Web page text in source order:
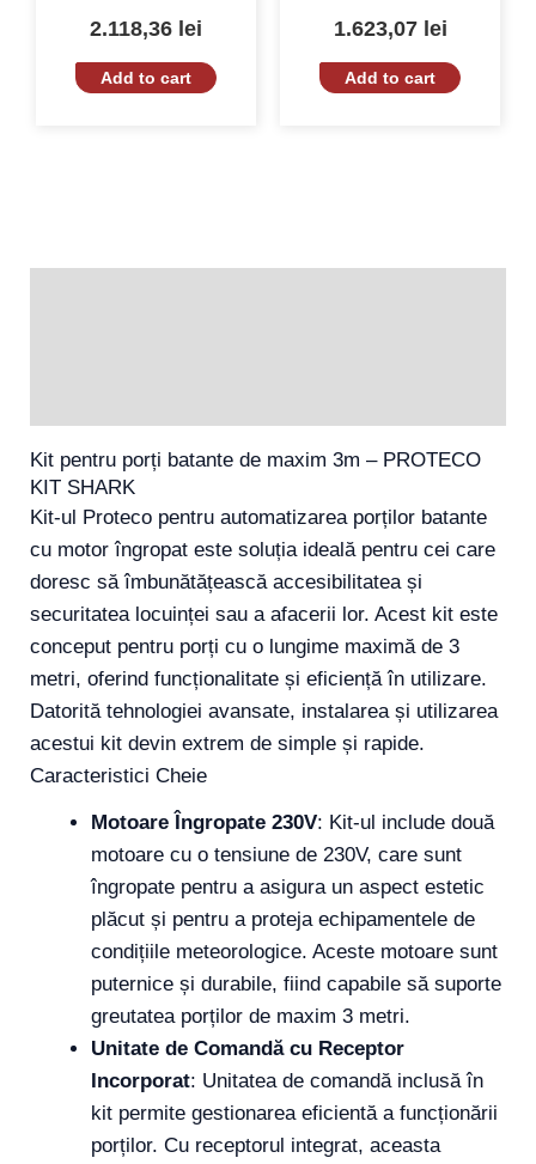
2.118,36 lei
Add to cart
280W, 1200N, Viteză
0.16m/sec
1.623,07 lei
Add to cart
Kit pentru porți batante de maxim 3m – PROTECO
KIT SHARK
Kit-ul Proteco pentru automatizarea porților batante
cu motor îngropat este soluția ideală pentru cei care
doresc să îmbunătățească accesibilitatea și
securitatea locuinței sau a afacerii lor. Acest kit este
conceput pentru porți cu o lungime maximă de 3
metri, oferind funcționalitate și eficiență în utilizare.
Datorită tehnologiei avansate, instalarea și utilizarea
acestui kit devin extrem de simple și rapide.
Caracteristici Cheie
Motoare Îngropate 230V: Kit-ul include două
motoare cu o tensiune de 230V, care sunt
îngropate pentru a asigura un aspect estetic
plăcut și pentru a proteja echipamentele de
condițiile meteorologice. Aceste motoare sunt
puternice și durabile, fiind capabile să suporte
greutatea porților de maxim 3 metri.
Unitate de Comandă cu Receptor
Incorporat: Unitatea de comandă inclusă în
kit permite gestionarea eficientă a funcționării
porților. Cu receptorul integrat, aceasta